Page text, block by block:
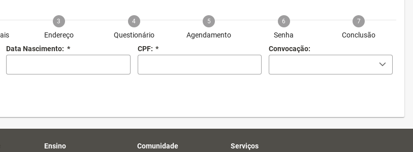
3
Endereço
4
Questionário
5
Agendamento
6
Senha
7
Conclusão
Data Nascimento: * CPF: * Convocação:
Ensino Comunidade Serviços